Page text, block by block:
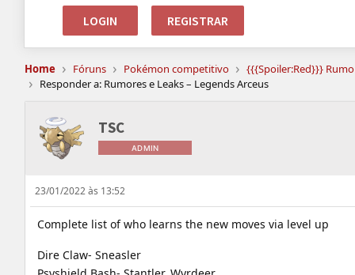
LOGIN REGISTRAR
Home › Fóruns › Pokémon competitivo ›
› Responder a: Rumores e Leaks – Legends Arceus
TSC
ADMIN
23/01/2022 às 13:52
Complete list of who learns the new moves via level up
Dire Claw- Sneasler